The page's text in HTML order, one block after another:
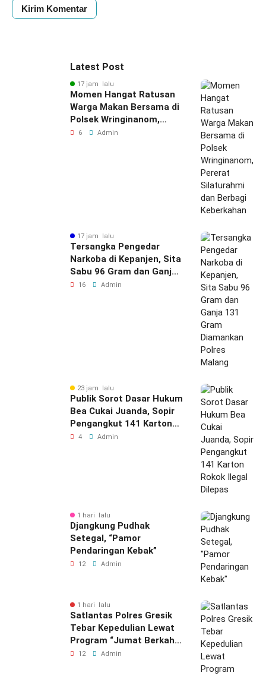
Latest Post
17 jam lalu
Momen Hangat Ratusan
Warga Makan Bersama di
Polsek Wringinanom,
Pererat Silaturahmi dan
6 Admin
17 jam lalu
Tersangka Pengedar
Narkoba di Kepanjen, Sita
Sabu 96 Gram dan Ganja
131 Gram Diamankan
16 Admin
23 jam lalu
Publik Sorot Dasar Hukum
Bea Cukai Juanda, Sopir
Pengangkut 141 Karton
Rokok Ilegal Dilepas
4 Admin
1 hari lalu
Djangkung Pudhak
Setegal, “Pamor
Pendaringan Kebak”
12 Admin
1 hari lalu
Satlantas Polres Gresik
Tebar Kepedulian Lewat
Program “Jumat Berkah
Berbagi”
12 Admin